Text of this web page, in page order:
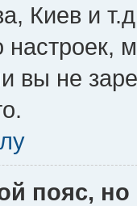
Киев и
вы не
пояс,